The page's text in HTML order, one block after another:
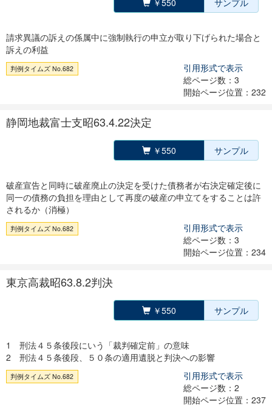
￥550 サンプル
請求異議の訴えの係属中に強制執行の申立が取り下げられた場合と
訴えの利益
判例タイムズ No.682
引用形式で表示
総ページ数：3
開始ページ位置：232
静岡地裁富士支昭63.4.22決定
￥550 サンプル
破産宣告と同時に破産廃止の決定を受けた債務者が右決定確定後に
同一の債務の負担を理由として再度の破産の申立てをすることは許
されるか（消極）
判例タイムズ No.682
引用形式で表示
総ページ数：3
開始ページ位置：234
東京高裁昭63.8.2判決
￥550 サンプル
1 刑法４５条後段にいう「裁判確定前」の意味
2 刑法４５条後段、５０条の適用遺脱と判決への影響
判例タイムズ No.682
引用形式で表示
総ページ数：2
開始ページ位置：237